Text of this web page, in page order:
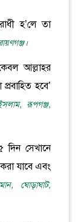
হ’লে তা
আল্লাহর
হবে’
রূপগঞ্জ,
সেখানে
যাবে এবং
ঘোড়াঘাট,